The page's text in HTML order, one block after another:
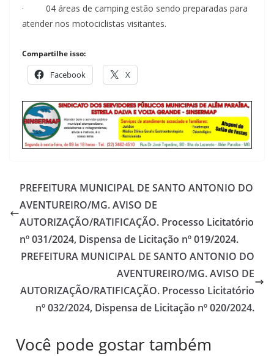
· 04 áreas de camping estão sendo preparadas para
atender nos motociclistas visitantes.
Compartilhe isso:
Facebook X
PREFEITURA MUNICIPAL DE SANTO ANTONIO DO
AVENTUREIRO/MG. AVISO DE
AUTORIZAÇÃO/RATIFICAÇÃO. Processo Licitatório
nº 031/2024, Dispensa de Licitação nº 019/2024.
PREFEITURA MUNICIPAL DE SANTO ANTONIO DO
AVENTUREIRO/MG. AVISO DE
AUTORIZAÇÃO/RATIFICAÇÃO. Processo Licitatório
nº 032/2024, Dispensa de Licitação nº 020/2024.
Você pode gostar também